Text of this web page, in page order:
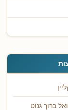
ברוך גנוט